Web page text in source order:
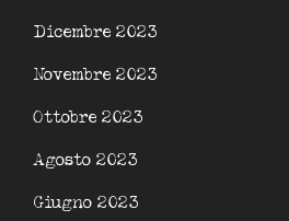
Dicembre 2023
Novembre 2023
Ottobre 2023
Agosto 2023
Giugno 2023